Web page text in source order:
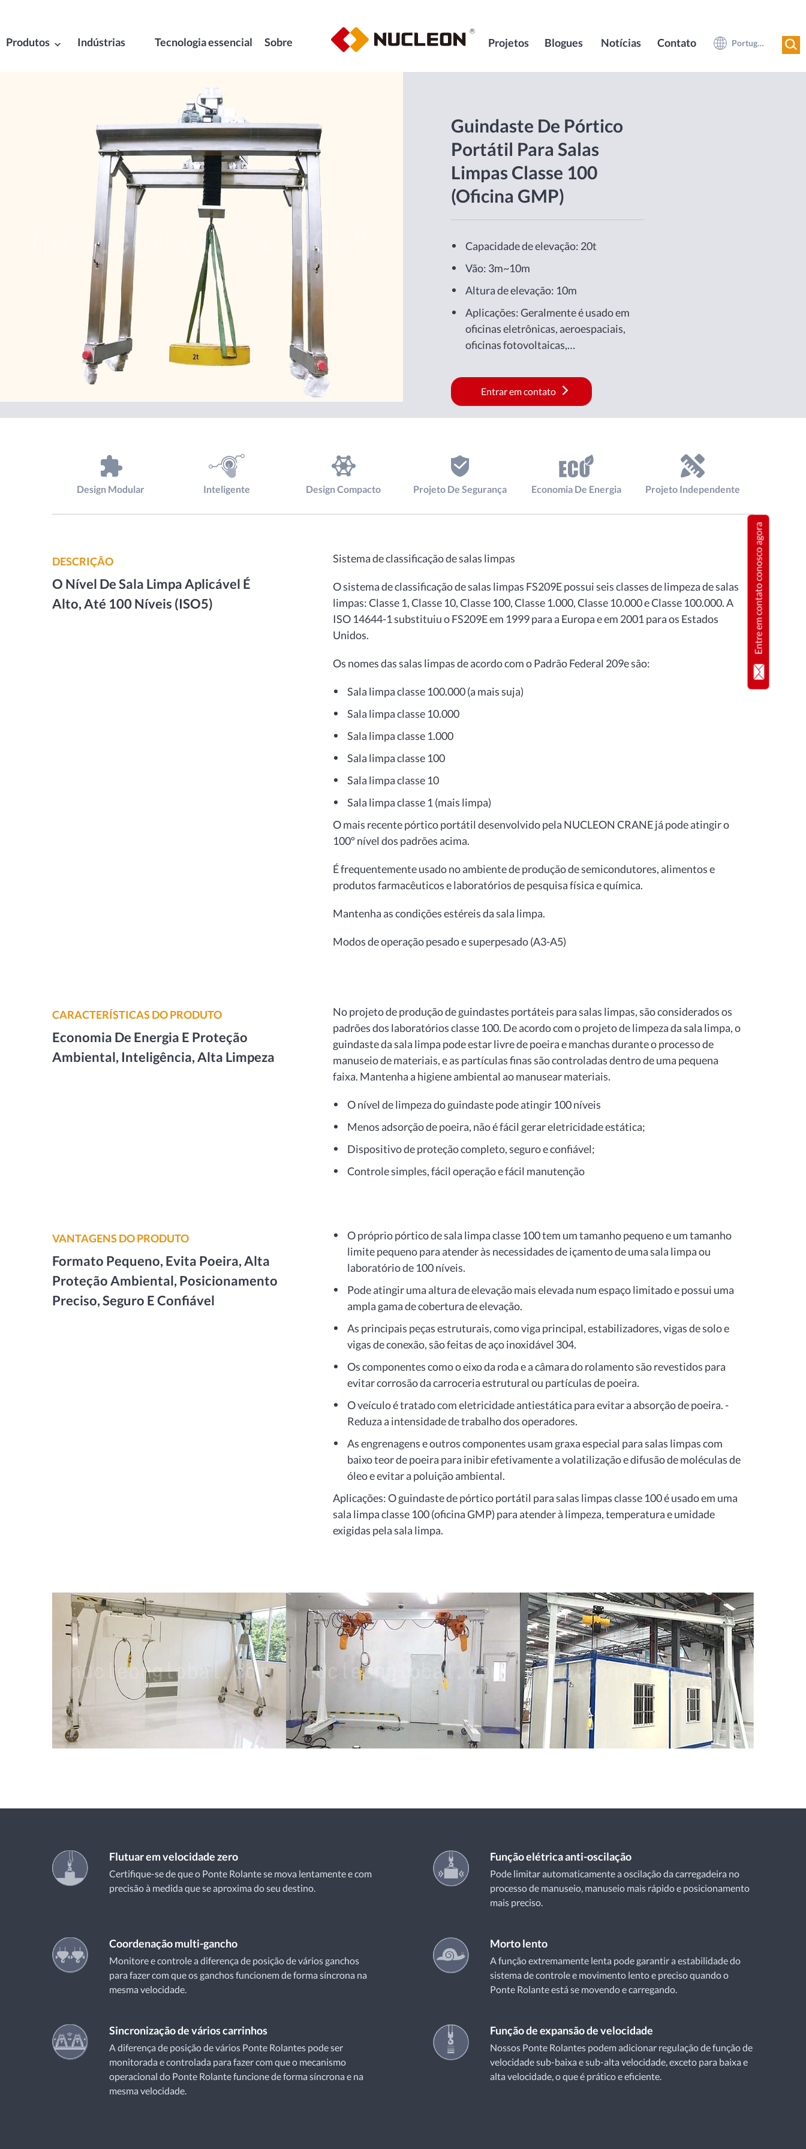
Produtos Indústrias Tecnologia essencial Sobre Projetos Blogues Notícias Contato Português do Brasil
Guindaste De Pórtico
Portátil Para Salas
Limpas Classe 100
(oficina GMP)
Capacidade de elevação: 20t
Vão: 3m~10m
Altura de elevação: 10m
Aplicações: Geralmente é usado em
oficinas eletrônicas, aeroespaciais,
oficinas fotovoltaicas,
outras oficinas.
Entrar em contato
Design Modular Inteligente Design Compacto Projeto De Segurança Economia De Energia Projeto Independente
DESCRIÇÃO
O Nível De Sala Limpa Aplicável É
Alto, Até 100 Níveis (ISO5)
Sistema de classificação de salas limpas
O sistema de classificação de salas limpas FS209E possui seis classes de limpeza de salas
limpas: Classe 1, Classe 10, Classe 100, Classe 1.000, Classe 10.000 e Classe 100.000. A
ISO 14644-1 substituiu o FS209E em 1999 para a Europa e em 2001 para os Estados
Unidos.
Os nomes das salas limpas de acordo com o Padrão Federal 209e são:
Sala limpa classe 100.000 (a mais suja)
Sala limpa classe 10.000
Sala limpa classe 1.000
Sala limpa classe 100
Sala limpa classe 10
Sala limpa classe 1 (mais limpa)
O mais recente pórtico portátil desenvolvido pela NUCLEON CRANE já pode atingir o
100º nível dos padrões acima.
É frequentemente usado no ambiente de produção de semicondutores, alimentos e
produtos farmacêuticos e laboratórios de pesquisa física e química.
Mantenha as condições estéreis da sala limpa.​
Modos de operação pesado e superpesado (A3-A5)
CARACTERÍSTICAS DO PRODUTO
Economia De Energia E Proteção
Ambiental, Inteligência, Alta Limpeza
No projeto de produção de guindastes portáteis para salas limpas, são considerados os
padrões dos laboratórios classe 100. De acordo com o projeto de limpeza da sala limpa, o
guindaste da sala limpa pode estar livre de poeira e manchas durante o processo de
manuseio de materiais, e as partículas finas são controladas dentro de uma pequena
faixa. Mantenha a higiene ambiental ao manusear materiais.
O nível de limpeza do guindaste pode atingir 100 níveis
Menos adsorção de poeira, não é fácil gerar eletricidade estática;
Dispositivo de proteção completo, seguro e confiável;
Controle simples, fácil operação e fácil manutenção
VANTAGENS DO PRODUTO
Formato Pequeno, Evita Poeira, Alta
Proteção Ambiental, Posicionamento
Preciso, Seguro E Confiável
O próprio pórtico de sala limpa classe 100 tem um tamanho pequeno e um tamanho
limite pequeno para atender às necessidades de içamento de uma sala limpa ou
laboratório de 100 níveis.
Pode atingir uma altura de elevação mais elevada num espaço limitado e possui uma
ampla gama de cobertura de elevação.
As principais peças estruturais, como viga principal, estabilizadores, vigas de solo e
vigas de conexão, são feitas de aço inoxidável 304.
Os componentes como o eixo da roda e a câmara do rolamento são revestidos para
evitar corrosão da carroceria estrutural ou partículas de poeira.
O veículo é tratado com eletricidade antiestática para evitar a absorção de poeira. -
Reduza a intensidade de trabalho dos operadores.
As engrenagens e outros componentes usam graxa especial para salas limpas com
baixo teor de poeira para inibir efetivamente a volatilização e difusão de moléculas de
óleo e evitar a poluição ambiental.
Aplicações: O guindaste de pórtico portátil para salas limpas classe 100 é usado em uma
sala limpa classe 100 (oficina GMP) para atender à limpeza, temperatura e umidade
exigidas pela sala limpa.
Flutuar em velocidade zero
Certifique-se de que o Ponte Rolante se mova lentamente e com
precisão à medida que se aproxima do seu destino.
Função elétrica anti-oscilação
Pode limitar automaticamente a oscilação da carregadeira no
processo de manuseio, manuseio mais rápido e posicionamento
mais preciso.
Coordenação multi-gancho
Monitore e controle a diferença de posição de vários ganchos
para fazer com que os ganchos funcionem de forma síncrona na
mesma velocidade.
Morto lento
A função extremamente lenta pode garantir a estabilidade do
sistema de controle e movimento lento e preciso quando o
Ponte Rolante está se movendo e carregando.
Sincronização de vários carrinhos
A diferença de posição de vários Ponte Rolantes pode ser
monitorada e controlada para fazer com que o mecanismo
operacional do Ponte Rolante funcione de forma síncrona e na
mesma velocidade.
Função de expansão de velocidade
Nossos Ponte Rolantes podem adicionar regulação de função de
velocidade sub-baixa e sub-alta velocidade, exceto para baixa e
alta velocidade, o que é prático e eficiente.
Entre em contato conosco agora